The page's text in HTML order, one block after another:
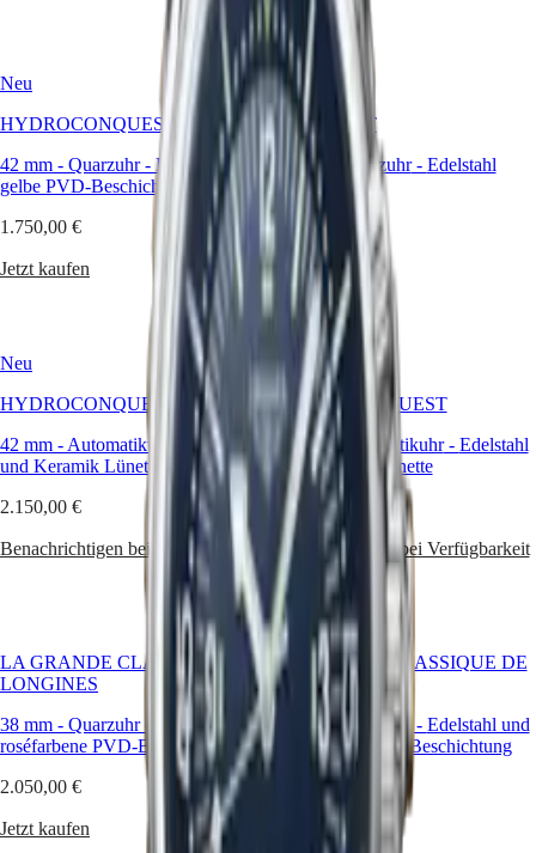
LONGINES
FLYBACK
LONGINES
CHRONOGRAPH
LONGINES
SPIRIT
PILOT
LONGINES
FLYBACK
DOLCEVITA
LONGINES
DOLCEVITA
LONGINES
PRIMALUNA
FLAGSHIP
CLASSIC
EVIDENZA
RECORD
COLLECTION
CLASSIQUE
LONGINES
LEGEND
CHRON
本
門
特
别
政
地
區
ไทย
Europa
Österreich
Denmark
Finland
Deutschland
Greece
Ελλάδα
Italia
Neu
HYDROCONQUEST
42 mm - Quarzuhr-Edelstahl und
gelbe PVD-Beschichtung
1.750,00 €
Jetzt kaufen
Neu
CONQUEST
41 mm
Quarzuhr- Edelstahl
1.450,00 €
Jetzt kaufen
Neu
HYDROCONQUEST
42 mm - Automatikuhr
Edelstahl
und Keramik Lünette
2.150,00 €
Benachrichtigen bei Verfügbarkeit
Neu
HYDROCONQUEST
39 mm-Automatikuhr- Edelstahl
und Keramik Lünette
2.150,00 €
Benachrichtigen bei Verfügbarkeit
LA GRANDE CLASSIQUE DE
LONGINES
38 mm - Quarzuhr-
Edelstahl und
roséfarbene PVD-Beschichtung
2.050,00 €
Jetzt kaufen
LA GRANDE CLASSIQUE DE
LONGINES
29 mm - Quarzuhr- Edelstahl und
roséfarbene PVD-Beschichtung
1.800,00 €
Jetzt kaufen